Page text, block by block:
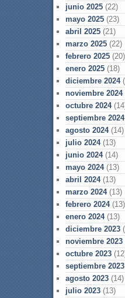
junio 2025(22)
mayo 2025(23)
abril 2025(21)
marzo 2025(22)
febrero 2025(20)
enero 2025(18)
diciembre 2024
noviembre 2024
octubre 2024
septiembre 2024
agosto 2024(14)
julio 2024(13)
junio 2024(14)
mayo 2024(13)
abril 2024(13)
marzo 2024(13)
febrero 2024(13)
enero 2024(13)
diciembre 2023
noviembre 2023
octubre 2023
septiembre 2023
agosto 2023(14)
julio 2023(13)